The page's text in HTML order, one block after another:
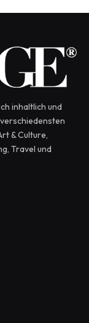
inhaltlich und
& Culture,
Travel und